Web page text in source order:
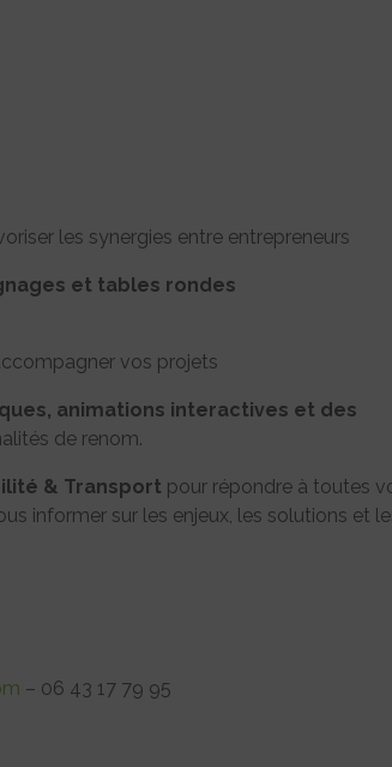
les synergies entre entrepreneurs
et tables rondes
vos projets
animations interactives et des
de renom.
& Transport pour répondre à toutes
informer sur les enjeux, les solutions et
– 06 43 17 79 95